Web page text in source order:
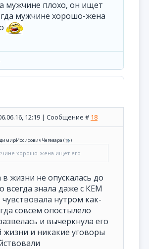
мужчине плохо, он ищет
мужчине хорошо-жена
12:19 | Сообщение # 18
( )
хорошо-жена ищет его
в жизни не опускалась до
всегда знала даже с КЕМ
нутром как-
совсем опостылело
и вычеркнула его
жизни и никакие уговоры